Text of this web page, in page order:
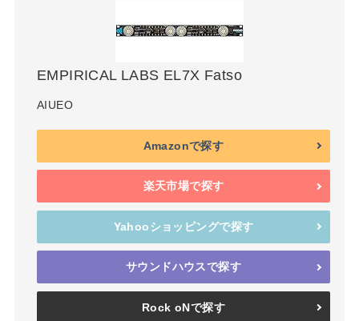
EMPIRICAL LABS EL7X Fatso
AIUEO
Amazonで探す
楽天市場で探す
Yahooショッピングで探す
サウンドハウスで探す
Rock oNで探す